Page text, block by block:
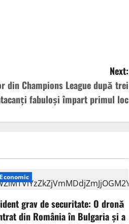
Next:
din Champions League după trei
fabuloși împart primul loc
Economic
grav de securitate: O dronă
din România în Bulgaria şi a